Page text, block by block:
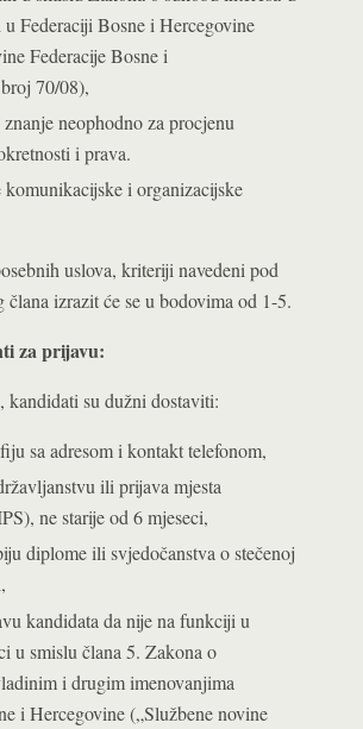
Federaciji Bosne i Hercegovine
Federacije Bosne i
broj 70/08),
neophodno za procjenu
i prava.
komunikacijske i organizacijske
uslova, kriteriji navedeni pod
člana izrazit će se u bodovima od 1-5.
za prijavu:
kandidati su dužni dostaviti:
sa adresom i kontakt telefonom,
ili prijava mjesta
ne starije od 6 mjeseci,
diplome ili svjedočanstva o stečenoj
kandidata da nije na funkciji u
u smislu člana 5. Zakona o
i drugim imenovanjima
i Hercegovine („Službene novine